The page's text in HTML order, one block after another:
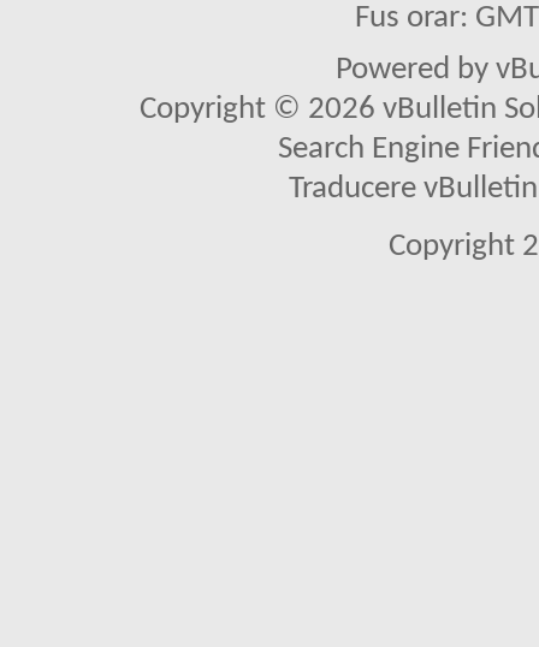
Fus orar:
Powered by
Copyright © 2026 vBulletin
Search Engine
Traducere
Copyright